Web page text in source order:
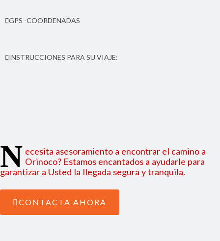
GPS -COORDENADAS
Latitud: 12.555267 | Longitud: -83.713272
INSTRUCCIONES PARA SU VIAJE:
N ecesita asesoramiento a encontrar el camino a
Orinoco? Estamos encantados a ayudarle para
garantizar a Usted la llegada segura y tranquila.
CONTACTA AHORA